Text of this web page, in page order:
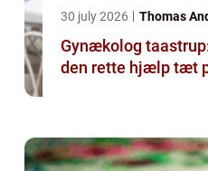
30 july 2026 Thomas
Gynækolog
den rette hjælp tæt